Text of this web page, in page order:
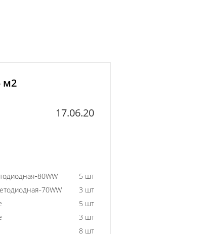
м2
17.06.20
80WW
5 шт
70WW
3 шт
5 шт
3 шт
8 шт